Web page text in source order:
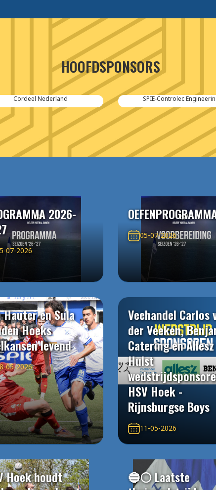
HOOFDSPONSORS
Cordeel Nederland SPIE-Controlec
2026-
07-2026
05-07-2026
Hauter en Sula
Hoeks
levend
05-2026
Veehandel Carlos
der Veeken,
Catering en Allesz
Hulst
HSV Hoek -
Rijnsburgse Boys
11-05-2026
Hoek houdt
🔵⚪️ Laatste